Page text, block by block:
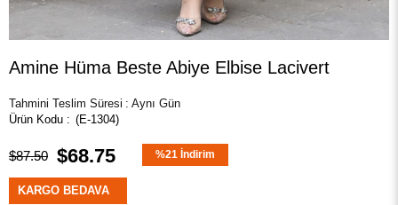
Amine Hüma Beste Abiye Elbise Lacivert
Tahmini Teslim Süresi : Aynı Gün
(E-1304)
$87.50 $68.75 %21 İndirim
KARGO BEDAVA